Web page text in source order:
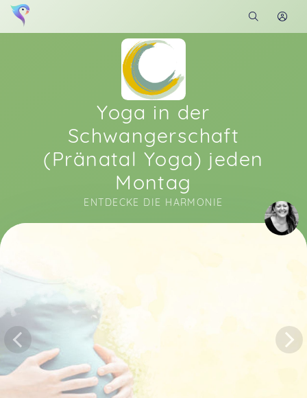
Yoga in der
Schwangerschaft
(Pränatal Yoga) jeden
Montag
ENTDECKE DIE HARMONIE
Soon you will learn more about me here...